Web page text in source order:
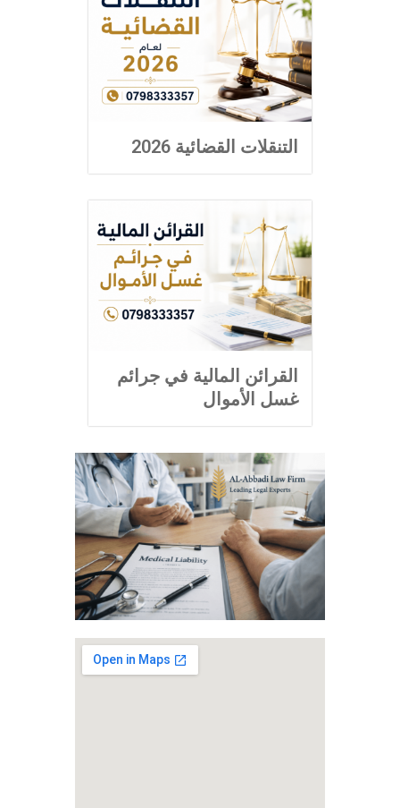
التنقلات القضائية 2026
القرائن المالية في جرائم
غسل الأموال